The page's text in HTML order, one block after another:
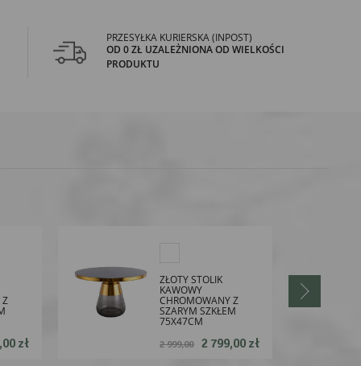
PRZESYŁKA KURIERSKA (INPOST)
OD 0 ZŁ UZALEŻNIONA OD WIELKOŚCI
PRODUKTU
Z
zł
ZŁOTY STOLIK
KAWOWY
CHROMOWANY Z
SZARYM SZKŁEM
75X47CM
2 999,00 2 799,00 zł